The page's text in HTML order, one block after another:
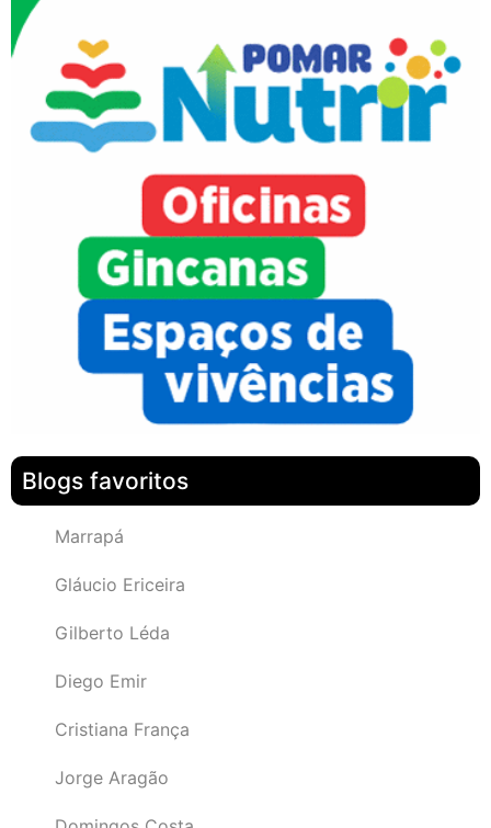
Blogs favoritos
Marrapá
Gláucio Ericeira
Gilberto Léda
Diego Emir
Cristiana França
Jorge Aragão